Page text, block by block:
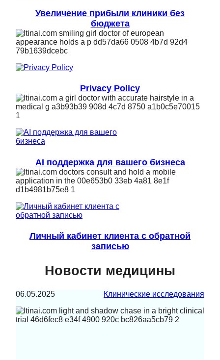
Увеличение прибыли клиники без
бюджета
Privacy Policy
AI поддержка для вашего бизнеса
Личный кабинет клиента с обратной
записью
Новости медицины
06.05.2025 Клинические исследования